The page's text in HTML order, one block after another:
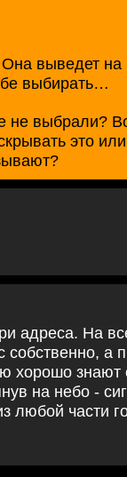
выведет на
выбирать…
выбрали?
это
адреса. На
а
хорошо знают
на небо -
любой части